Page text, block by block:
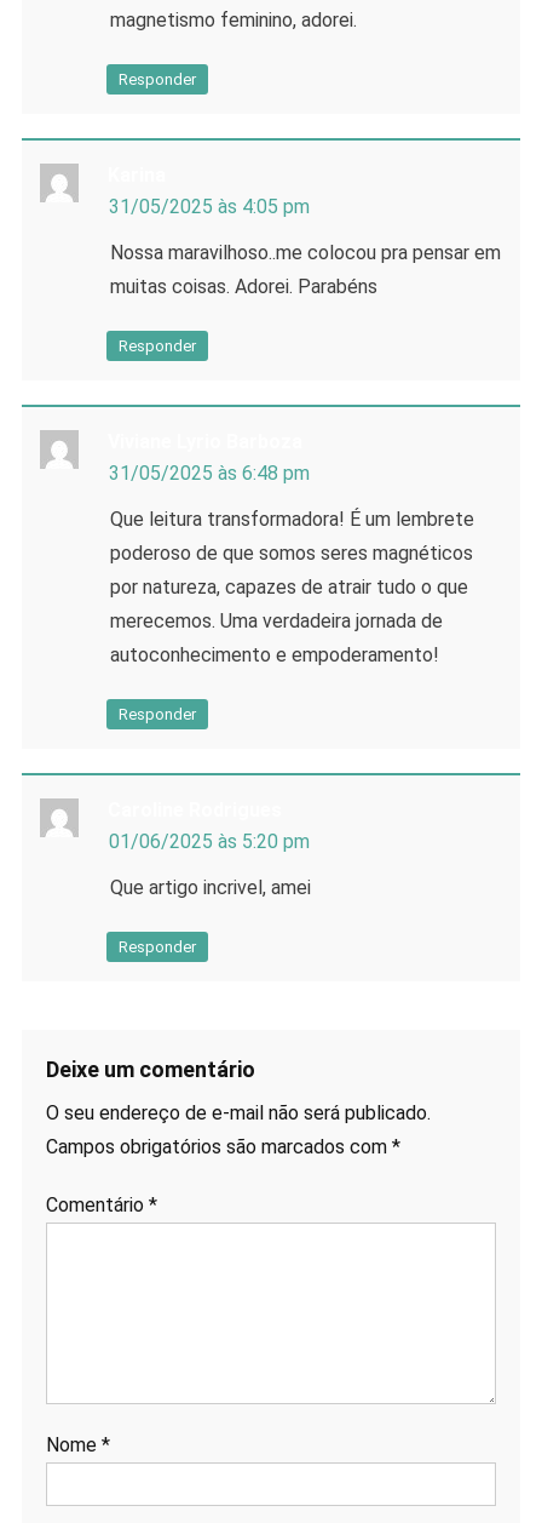
magnetismo feminino, adorei.
Responder
31/05/2025 às 4:05 pm
Nossa maravilhoso..me colocou pra pensar em
muitas coisas. Adorei. Parabéns
Responder
31/05/2025 às 6:48 pm
Que leitura transformadora! É um lembrete
poderoso de que somos seres magnéticos
por natureza, capazes de atrair tudo o que
merecemos. Uma verdadeira jornada de
autoconhecimento e empoderamento!
Responder
01/06/2025 às 5:20 pm
Que artigo incrivel, amei
Responder
Deixe um comentário
O seu endereço de e-mail não será publicado.
Campos obrigatórios são marcados com *
Comentário *
Nome *